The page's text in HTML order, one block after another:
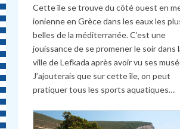
Cette île se trouve du côté ouest en
ionienne en Grèce dans les eaux les
belles de la méditerranée. C’est une
jouissance de se promener le soir dans
ville de Lefkada après avoir vu ses
J’ajouterais que sur cette île, on peut
pratiquer tous les sports aquatiques…